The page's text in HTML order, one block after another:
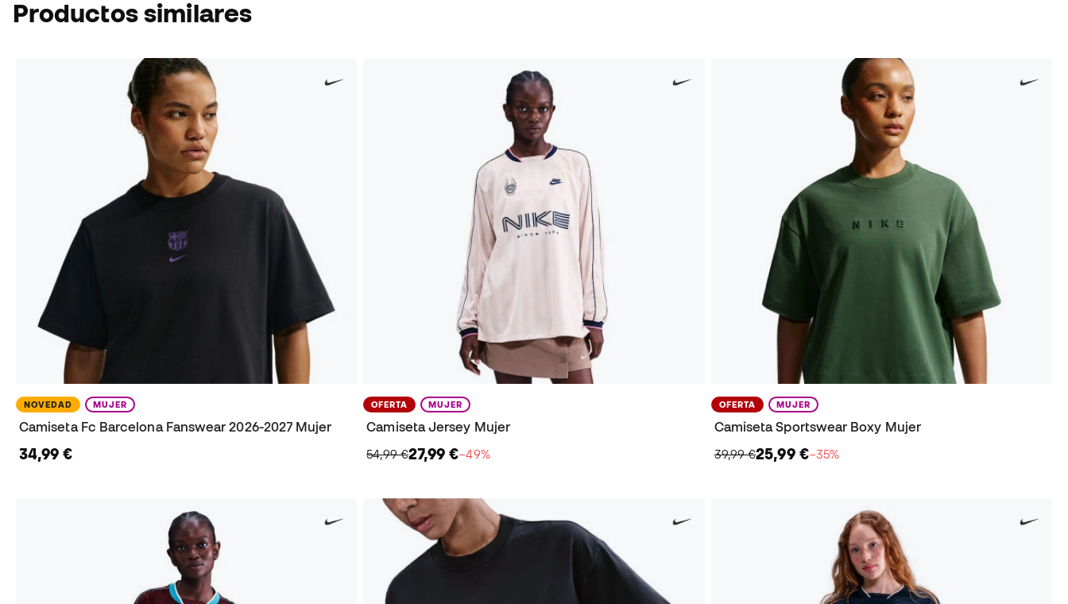
Productos similares
NOVEDAD MUJER
Camiseta Fc Barcelona Fanswear 2026-2027 Mujer
34,99 €
OFERTA MUJER
Camiseta Jersey Mujer
54,99 €27,99 €−49%
OFERTA MUJER
Camiseta Sportswear Boxy Mujer
39,99 €25,99 €−35%